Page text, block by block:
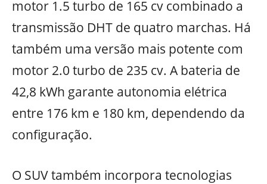
motor 1.5 turbo de 165 cv combinado a
transmissão DHT de quatro marchas. Há
também uma versão mais potente com
motor 2.0 turbo de 235 cv. A bateria de
42,8 kWh garante autonomia elétrica
entre 176 km e 180 km, dependendo da
configuração.
O SUV também incorpora tecnologias